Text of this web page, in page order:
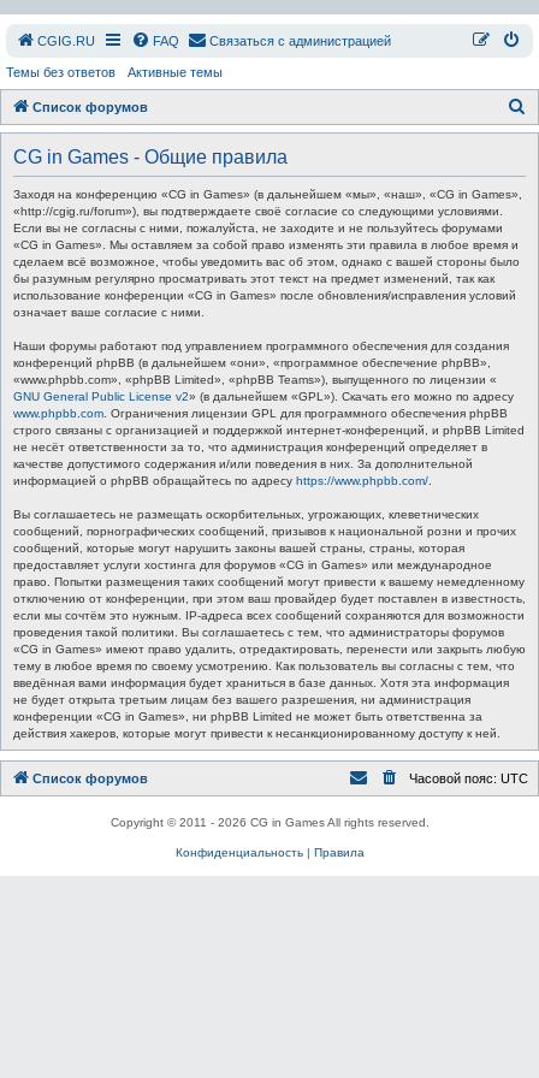
СGIG.RU FAQ Связаться с администрацией
Темы без ответов Активные темы
Список форумов
о
CG in Games - Общие правила
Заходя на конференцию «CG in Games» (в дальнейшем «мы», «наш», «CG in Games»,
«http://cgig.ru/forum»), вы подтверждаете своё согласие со следующими условиями.
Если вы не согласны с ними, пожалуйста, не заходите и не пользуйтесь форумами
«CG in Games». Мы оставляем за собой право изменять эти правила в любое время и
сделаем всё возможное, чтобы уведомить вас об этом, однако с вашей стороны было
бы разумным регулярно просматривать этот текст на предмет изменений, так как
использование конференции «CG in Games» после обновления/исправления условий
означает ваше согласие с ними.
Наши форумы работают под управлением программного обеспечения для создания
конференций phpBB (в дальнейшем «они», «программное обеспечение phpBB»,
«www.phpbb.com», «phpBB Limited», «phpBB Teams»), выпущенного по лицензии «
GNU General Public License v2» (в дальнейшем «GPL»). Скачать его можно по адресу
www.phpbb.com . Ограничения лицензии GPL для программного обеспечения phpBB
строго связаны с организацией и поддержкой интернет-конференций, и phpBB Limited
не несёт ответственности за то, что администрация конференций определяет в
качестве допустимого содержания и/или поведения в них. За дополнительной
информацией о phpBB обращайтесь по адресу https://www.phpbb.com/
Вы соглашаетесь не размещать оскорбительных, угрожающих, клеветнических
сообщений, порнографических сообщений, призывов к национальной розни и прочих
сообщений, которые могут нарушить законы вашей страны, страны, которая
предоставляет услуги хостинга для форумов «CG in Games» или международное
право. Попытки размещения таких сообщений могут привести к вашему немедленному
отключению от конференции, при этом ваш провайдер будет поставлен в известность,
если мы сочтём это нужным. IP-адреса всех сообщений сохраняются для возможности
проведения такой политики. Вы соглашаетесь с тем, что администраторы форумов
«CG in Games» имеют право удалить, отредактировать, перенести или закрыть любую
тему в любое время по своему усмотрению. Как пользователь вы согласны с тем, что
введённая вами информация будет храниться в базе данных. Хотя эта информация
не будет открыта третьим лицам без вашего разрешения, ни администрация
конференции «CG in Games», ни phpBB Limited не может быть ответственна за
действия хакеров, которые могут привести к несанкционированному доступу к ней.
Список форумов Часовой пояс: UTC
Copyright © 2011 - 2026 CG in Games All rights reserved.
Конфиденциальность| Правила